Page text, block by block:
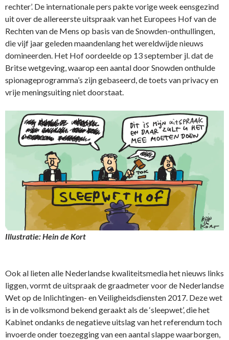
rechter’. De internationale pers pakte vorige week eensgezind
uit over de allereerste uitspraak van het Europees Hof van de
Rechten van de Mens op basis van de Snowden-onthullingen,
die vijf jaar geleden maandenlang het wereldwijde nieuws
domineerden. Het Hof oordeelde op 13 september jl. dat de
Britse wetgeving, waarop een aantal door Snowden onthulde
spionageprogramma’s zijn gebaseerd, de toets van privacy en
vrije meningsuiting niet doorstaat.
Illustratie: Hein de Kort
Ook al lieten alle Nederlandse kwaliteitsmedia het nieuws links
liggen, vormt de uitspraak de graadmeter voor de Nederlandse
Wet op de Inlichtingen- en Veiligheidsdiensten 2017. Deze wet
is in de volksmond bekend geraakt als de ‘sleepwet’, die het
Kabinet ondanks de negatieve uitslag van het referendum toch
invoerde onder toezegging van een aantal slappe waarborgen,